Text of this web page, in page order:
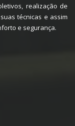
realização de
técnicas e assim
e segurança.